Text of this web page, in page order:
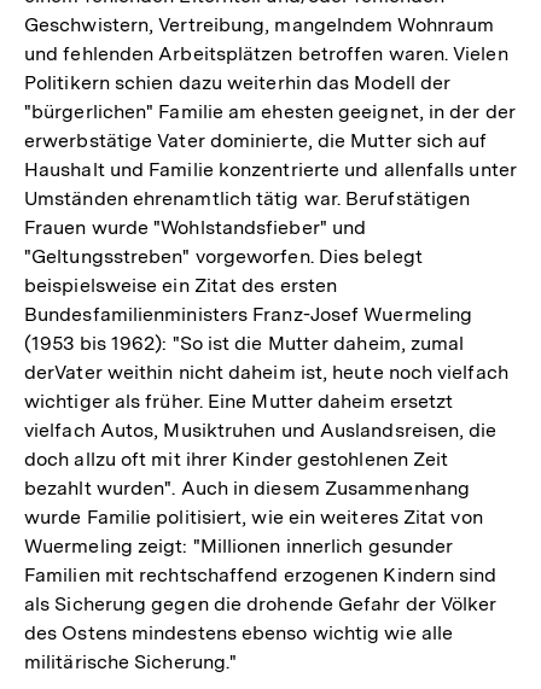
Geschwistern, Vertreibung, mangelndem Wohnraum
und fehlenden Arbeitsplätzen betroffen waren. Vielen
Politikern schien dazu weiterhin das Modell der
"bürgerlichen" Familie am ehesten geeignet, in der der
erwerbstätige Vater dominierte, die Mutter sich auf
Haushalt und Familie konzentrierte und allenfalls unter
Umständen ehrenamtlich tätig war. Berufstätigen
Frauen wurde "Wohlstandsfieber" und
"Geltungsstreben" vorgeworfen. Dies belegt
beispielsweise ein Zitat des ersten
Bundesfamilienministers Franz-Josef Wuermeling
(1953 bis 1962): "So ist die Mutter daheim, zumal
derVater weithin nicht daheim ist, heute noch vielfach
wichtiger als früher. Eine Mutter daheim ersetzt
vielfach Autos, Musiktruhen und Auslandsreisen, die
doch allzu oft mit ihrer Kinder gestohlenen Zeit
bezahlt wurden". Auch in diesem Zusammenhang
wurde Familie politisiert, wie ein weiteres Zitat von
Wuermeling zeigt: "Millionen innerlich gesunder
Familien mit rechtschaffend erzogenen Kindern sind
als Sicherung gegen die drohende Gefahr der Völker
des Ostens mindestens ebenso wichtig wie alle
militärische Sicherung."